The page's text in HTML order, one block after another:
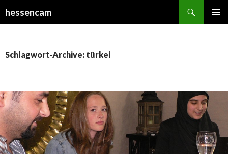
hessencam
Schlagwort-Archive: türkei